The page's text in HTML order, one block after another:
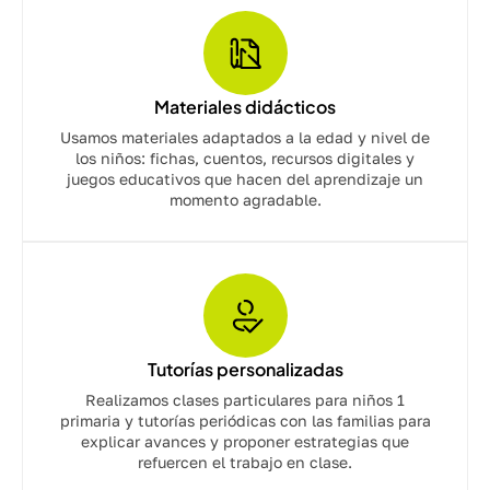
Materiales didácticos
Usamos materiales adaptados a la edad y nivel de
los niños: fichas, cuentos, recursos digitales y
juegos educativos que hacen del aprendizaje un
momento agradable.
Tutorías personalizadas
Realizamos clases particulares para niños 1
primaria y tutorías periódicas con las familias para
explicar avances y proponer estrategias que
refuercen el trabajo en clase.